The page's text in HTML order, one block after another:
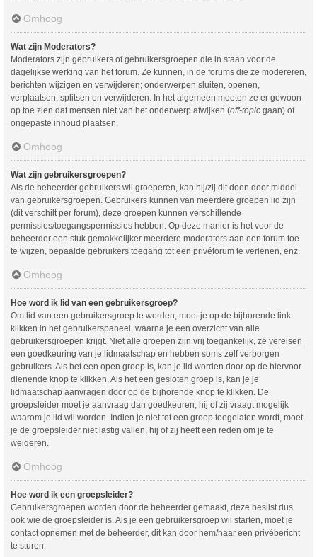
Omhoog
Wat zijn Moderators?
Moderators zijn gebruikers of gebruikersgroepen die in staan voor de
dagelijkse werking van het forum. Ze kunnen, in de forums die ze modereren,
berichten wijzigen en verwijderen; onderwerpen sluiten, openen,
verplaatsen, splitsen en verwijderen. In het algemeen moeten ze er gewoon
op toe zien dat mensen niet van het onderwerp afwijken (off-topic gaan) of
ongepaste inhoud plaatsen.
Omhoog
Wat zijn gebruikersgroepen?
Als de beheerder gebruikers wil groeperen, kan hij/zij dit doen door middel
van gebruikersgroepen. Gebruikers kunnen van meerdere groepen lid zijn
(dit verschilt per forum), deze groepen kunnen verschillende
permissies/toegangspermissies hebben. Op deze manier is het voor de
beheerder een stuk gemakkelijker meerdere moderators aan een forum toe
te wijzen, bepaalde gebruikers toegang tot een privéforum te verlenen, enz.
Omhoog
Hoe word ik lid van een gebruikersgroep?
Om lid van een gebruikersgroep te worden, moet je op de bijhorende link
klikken in het gebruikerspaneel, waarna je een overzicht van alle
gebruikersgroepen krijgt. Niet alle groepen zijn vrij toegankelijk, ze vereisen
een goedkeuring van je lidmaatschap en hebben soms zelf verborgen
gebruikers. Als het een open groep is, kan je lid worden door op de hiervoor
dienende knop te klikken. Als het een gesloten groep is, kan je je
lidmaatschap aanvragen door op de bijhorende knop te klikken. De
groepsleider moet je aanvraag dan goedkeuren, hij of zij vraagt mogelijk
waarom je lid wil worden. Indien je niet tot een groep toegelaten wordt, moet
je de groepsleider niet lastig vallen, hij of zij heeft een reden om je te
weigeren.
Omhoog
Hoe word ik een groepsleider?
Gebruikersgroepen worden door de beheerder gemaakt, deze beslist dus
ook wie de groepsleider is. Als je een gebruikersgroep wil starten, moet je
contact opnemen met de beheerder, dit kan door hem/haar een privébericht
te sturen.